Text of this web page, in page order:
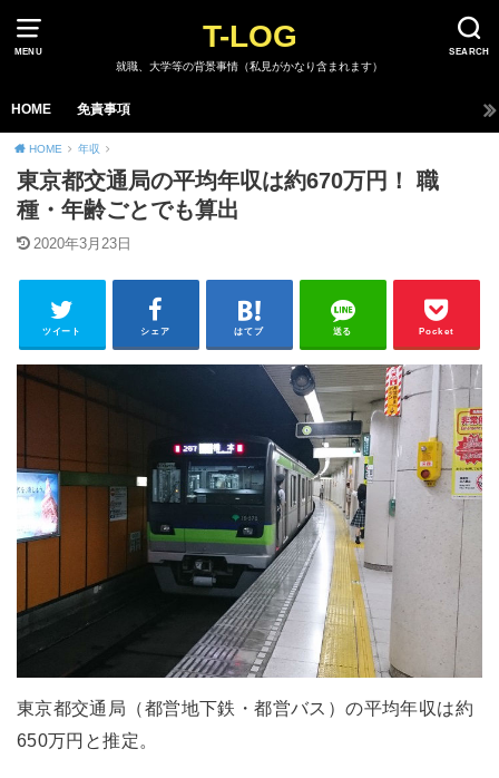
MENU SEARCH
T-LOG
就職、大学等の背景事情（私見がかなり含まれます）
HOME 免責事項
HOME 年収
東京都交通局の平均年収は約670万円！ 職
種・年齢ごとでも算出
2020年3月23日
ツイート シェア はてブ 送る Pocket
東京都交通局（都営地下鉄・都営バス）の平均年収は約
650万円と推定。